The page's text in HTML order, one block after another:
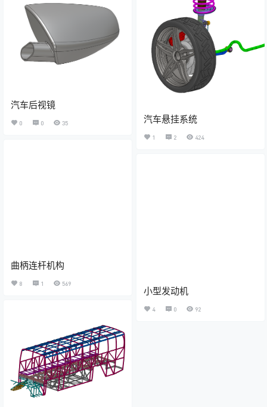
汽车悬挂系统
1 2 424
汽车后视镜
0 0 35
曲柄连杆机构
8 1 569
小型发动机
4 0 92